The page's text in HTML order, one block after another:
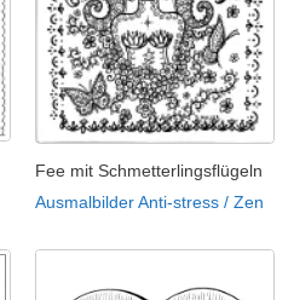
Fee mit Schmetterlingsflügeln
Ausmalbilder Anti-stress / Zen